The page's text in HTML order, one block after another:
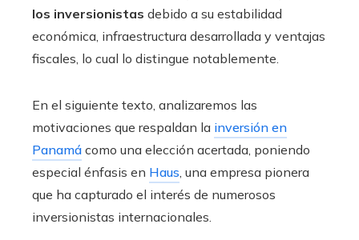
los inversionistas debido a su estabilidad
económica, infraestructura desarrollada y ventajas
fiscales, lo cual lo distingue notablemente.
En el siguiente texto, analizaremos las
motivaciones que respaldan la inversión en
Panamá como una elección acertada, poniendo
especial énfasis en Haus , una empresa pionera
que ha capturado el interés de numerosos
inversionistas internacionales.